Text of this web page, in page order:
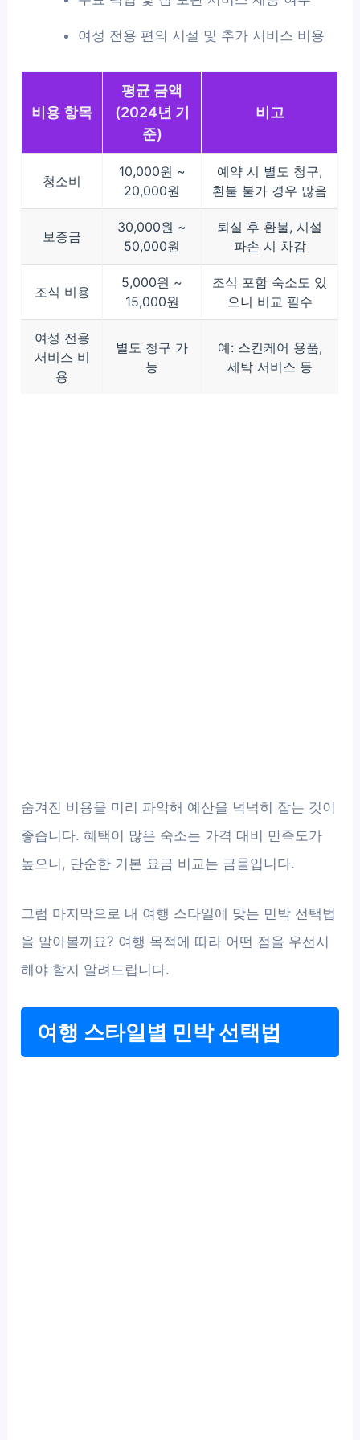
여성 전용 편의 시설 및 추가 서비스 비용
비용 항목
평균 금액
(2024년 기
준)
비고
청소비
10,000원 ~
20,000원
예약 시 별도 청구,
환불 불가 경우 많음
보증금
30,000원 ~
50,000원
퇴실 후 환불, 시설
파손 시 차감
조식 비용
5,000원 ~
15,000원
조식 포함 숙소도 있
으니 비교 필수
여성 전용
서비스 비
용
별도 청구 가
능
예: 스킨케어 용품,
세탁 서비스 등
숨겨진 비용을 미리 파악해 예산을 넉넉히 잡는 것이
좋습니다. 혜택이 많은 숙소는 가격 대비 만족도가
높으니, 단순한 기본 요금 비교는 금물입니다.
그럼 마지막으로 내 여행 스타일에 맞는 민박 선택법
을 알아볼까요? 여행 목적에 따라 어떤 점을 우선시
해야 할지 알려드립니다.
여행 스타일별 민박 선택법